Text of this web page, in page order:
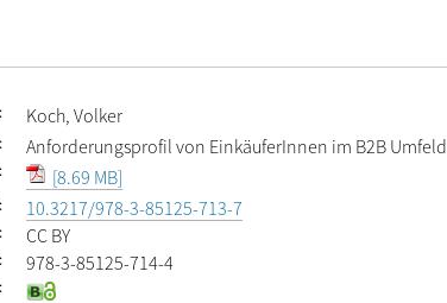
Koch, Volker
Anforderungsprofil von EinkäuferInnen im B2B Umfeld
[8.69 MB]
10.3217/978-3-85125-713-7
CC BY
978-3-85125-714-4